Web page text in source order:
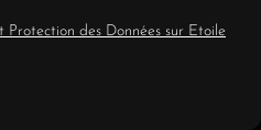
des Données sur Etoile